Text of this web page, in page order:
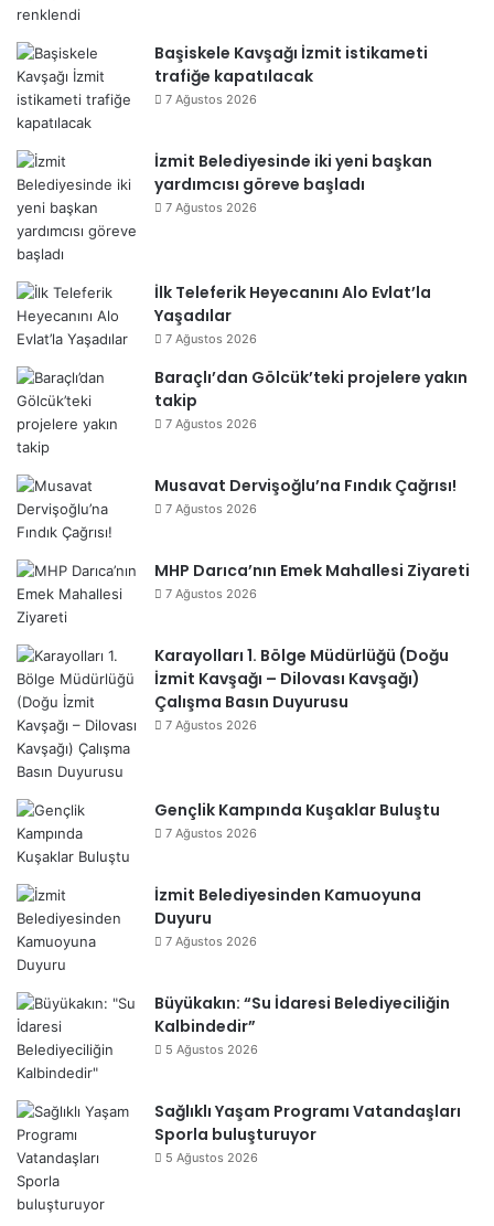
Başiskele Kavşağı İzmit istikameti
trafiğe kapatılacak
7 Ağustos 2026
İzmit Belediyesinde iki yeni başkan
yardımcısı göreve başladı
7 Ağustos 2026
İlk Teleferik Heyecanını Alo Evlat’la
Yaşadılar
7 Ağustos 2026
Baraçlı’dan Gölcük’teki projelere yakın
takip
7 Ağustos 2026
Musavat Dervişoğlu’na Fındık Çağrısı!
7 Ağustos 2026
MHP Darıca’nın Emek Mahallesi Ziyareti
7 Ağustos 2026
Karayolları 1. Bölge Müdürlüğü (Doğu
İzmit Kavşağı – Dilovası Kavşağı)
Çalışma Basın Duyurusu
7 Ağustos 2026
Gençlik Kampında Kuşaklar Buluştu
7 Ağustos 2026
İzmit Belediyesinden Kamuoyuna
Duyuru
7 Ağustos 2026
Büyükakın: “Su İdaresi Belediyeciliğin
Kalbindedir”
5 Ağustos 2026
Sağlıklı Yaşam Programı Vatandaşları
Sporla buluşturuyor
5 Ağustos 2026